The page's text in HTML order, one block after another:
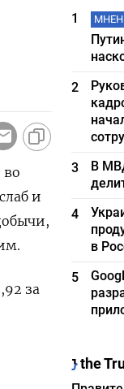
и
за
1
2
3
В
4
в
5